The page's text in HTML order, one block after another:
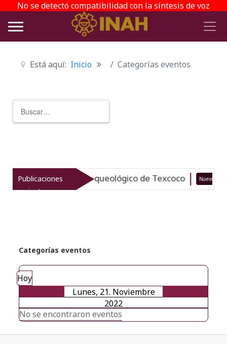
No se detectó compatibilidad con la síntesis de voz
Está aquí: Inicio Categorías eventos
Publicaciones
recientes
el patrimonio arqueológico de Texcoco Nuevo
Categorías eventos
Hoy
Lunes, 21. Noviembre
2022
No se encontraron eventos